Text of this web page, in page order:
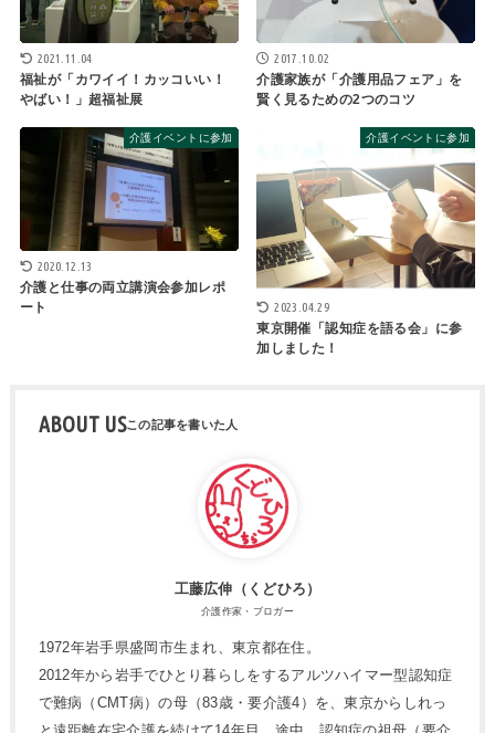
2021.11.04
福祉が「カワイイ！カッコいい！
やばい！」超福祉展
2017.10.02
介護家族が「介護用品フェア」を
賢く見るための2つのコツ
介護イベントに参加
2020.12.13
介護と仕事の両立講演会参加レポ
ート
介護イベントに参加
2023.04.29
東京開催「認知症を語る会」に参
加しました！
ABOUT US
工藤広伸（くどひろ）
介護作家・ブロガー
1972年岩手県盛岡市生まれ、東京都在住。
2012年から岩手でひとり暮らしをするアルツハイマー型認知症
で難病（CMT病）の母（83歳・要介護4）を、東京からしれっ